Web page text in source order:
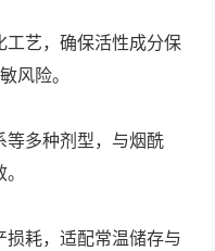
工艺，确保活性成分保
风险。
等多种剂型，与烟酰
损耗，适配常温储存与